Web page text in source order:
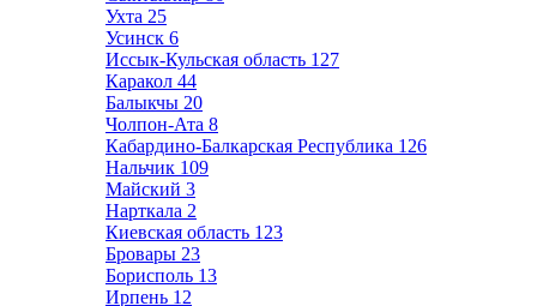
Ухта 25
Усинск 6
Иссык-Кульская область 127
Каракол 44
Балыкчы 20
Чолпон-Ата 8
Кабардино-Балкарская Республика 126
Нальчик 109
Майский 3
Нарткала 2
Киевская область 123
Бровары 23
Борисполь 13
Ирпень 12